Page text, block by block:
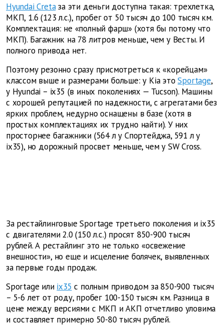
Hyundai Cretaза эти деньги доступна такая: трехлетка,
МКП, 1.6 (123 л.с.), пробег от 50 тысяч до 100 тысяч км.
Комплектация: не «полный фарш» (хотя бы потому что
МКП). Багажник на 78 литров меньше, чем у Весты. И
полного привода нет.
Поэтому резонно сразу присмотреться к «корейцам»
классом выше и размерами больше: у Kia это Sportage,
у Hyundai – ix35 (в иных поколениях — Tucson). Машины
с хорошей репутацией по надежности, с агрегатами без
ярких проблем, недурно оснащены в базе (хотя в
простых комплектациях их трудно найти). У них
просторнее багажники (564 л у Спортейджа, 591 л у
ix35), но дорожный просвет меньше, чем у SW Cross.
За рестайлинговые Sportage третьего поколения и ix35
с двигателями 2.0 (150 л.с.) просят 850-900 тысяч
рублей. А рестайлинг это не только «освежение
внешности», но еще и исцеление болячек, выявленных
за первые годы продаж.
Sportage или ix35 c полным приводом за 850-900 тысяч
– 5-6 лет от роду, пробег 100-150 тысяч км. Разница в
цене между версиями с МКП и АКП отчетливо уловима
и составляет примерно 50-80 тысяч рублей.